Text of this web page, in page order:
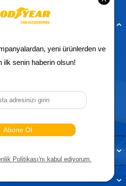
D:No:19, 34522 Esenyurt/İstanbul